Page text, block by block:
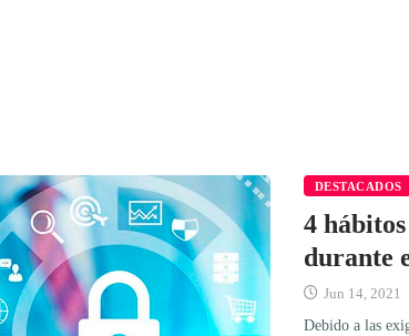
DESTACADOS
4
durante
Jun 14, 2021
Debido a las